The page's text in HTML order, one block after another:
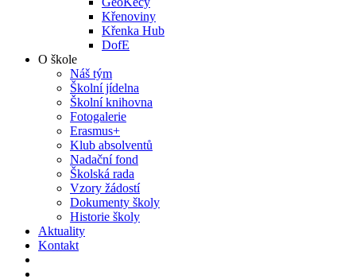
Křenoviny
Křenka Hub
DofE
O škole
Náš tým
Školní jídelna
Školní knihovna
Fotogalerie
Erasmus+
Klub absolventů
Nadační fond
Školská rada
Vzory žádostí
Dokumenty školy
Historie školy
Aktuality
Kontakt